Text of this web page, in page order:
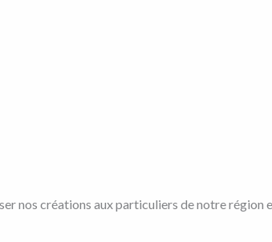
nos créations aux particuliers de notre région